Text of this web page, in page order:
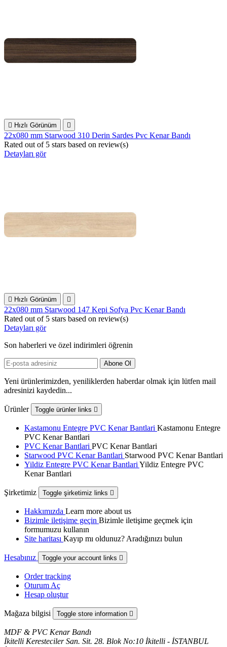
 Hızlı Görünüm 
22x080 mm Starwood 310 Derin Sardes Pvc Kenar Bandı
Rated out of 5 stars based on review(s)
Detayları gör
 Hızlı Görünüm 
22x080 mm Starwood 147 Kepi Sofya Pvc Kenar Bandı
Rated out of 5 stars based on review(s)
Detayları gör
Son haberleri ve özel indirimleri öğrenin
Yeni ürünlerimizden, yeniliklerden haberdar olmak için lütfen mail
adresinizi kaydedin...
Ürünler Toggle ürünler links 
Kastamonu Entegre PVC Kenar Bantlari Kastamonu Entegre
PVC Kenar Bantlari
PVC Kenar Bantlari PVC Kenar Bantlari
Starwood PVC Kenar Bantlari Starwood PVC Kenar Bantlari
Yildiz Entegre PVC Kenar Bantlari Yildiz Entegre PVC
Kenar Bantlari
Şirketimiz Toggle şirketimiz links 
Hakkımızda Learn more about us
Bizimle iletişime geçin Bizimle iletişime geçmek için
formumuzu kullanın
Site haritası Kayıp mı oldunuz? Aradığınızı bulun
Hesabınız Toggle your account links 
Order tracking
Oturum Aç
Hesap oluştur
Mağaza bilgisi Toggle store information 
MDF & PVC Kenar Bandı
İkitelli Keresteciler San. Sit. 28. Blok No:10 İkitelli - İSTANBUL